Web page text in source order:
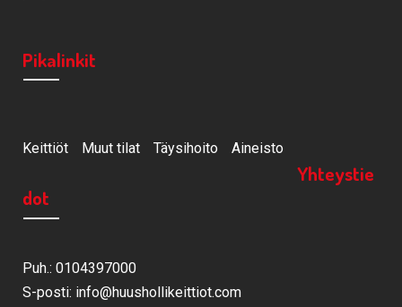
Pikalinkit
Keittiöt Muut tilat Täysihoito Aineisto
Yhteystie
dot
Puh.: 0104397000
S-posti: info@huushollikeittiot.com